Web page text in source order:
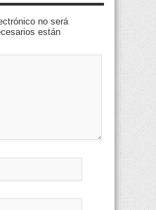
no será
están